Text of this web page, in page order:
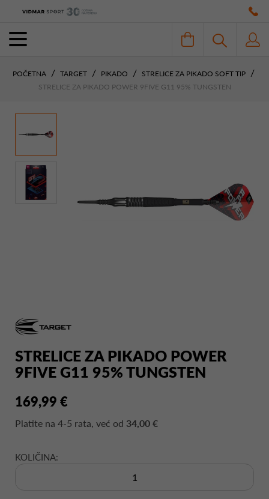
POČETNA TARGET PIKADO
STRELICE ZA PIKADO SOFT TIP
STRELICE ZA PIKADO POWER 9FIVE G11 95% TUNGSTEN
STRELICE ZA PIKADO POWER
9FIVE G11 95% TUNGSTEN
169,99 €
Platite na 4-5 rata, već od 34,00 €
KOLIČINA: